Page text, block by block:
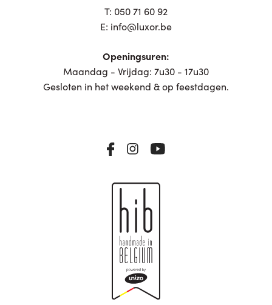
T: 050 71 60 92
E: info@luxor.be
Openingsuren:
Maandag - Vrijdag: 7u30 - 17u30
Gesloten in het weekend & op feestdagen.